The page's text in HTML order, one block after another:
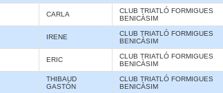
CARLA
CLUB TRIATLÓ FORMIGUES
BENICÀSIM
IRENE
CLUB TRIATLÓ FORMIGUES
BENICÀSIM
ERIC
CLUB TRIATLÓ FORMIGUES
BENICÀSIM
THIBAUD
GASTÓN
CLUB TRIATLÓ FORMIGUES
BENICÀSIM